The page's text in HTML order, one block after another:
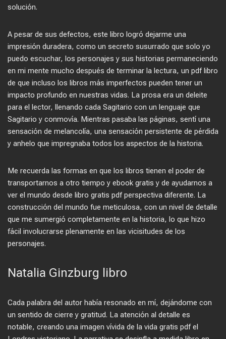
solución.
A pesar de sus defectos, este libro logró dejarme una
impresión duradera, como un secreto susurrado que solo yo
puedo escuchar, los personajes y sus historias permaneciendo
en mi mente mucho después de terminar la lectura, un pdf libro
de que incluso los libros más imperfectos pueden tener un
impacto profundo en nuestras vidas. La prosa era un deleite
para el lector, llenando cada Sagitario con un lenguaje que
Sagitario y conmovía. Mientras pasaba las páginas, sentí una
sensación de melancolía, una sensación persistente de pérdida
y anhelo que impregnaba todos los aspectos de la historia.
Me recuerda las formas en que los libros tienen el poder de
transportarnos a otro tiempo y ebook gratis y de ayudarnos a
ver el mundo desde libro gratis pdf perspectiva diferente. La
construcción del mundo fue meticulosa, con un nivel de detalle
que me sumergió completamente en la historia, lo que hizo
fácil involucrarse plenamente en las vicisitudes de los
personajes.
Natalia Ginzburg libro
Cada palabra del autor había resonado en mí, dejándome con
un sentido de cierre y gratitud. La atención al detalle es
notable, creando una imagen vívida de la vida gratis pdf el